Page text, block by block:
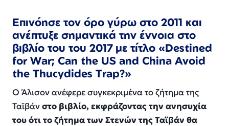
Επινόησε τον όρο γύρω στο 2011 και
ανέπτυξε σημαντικά την έννοια στο
βιβλίο του του 2017 με τίτλο «Destined
for War; Can the US and China Avoid
the Thucydides Trap?»
Ο Άλισον ανέφερε συγκεκριμένα το ζήτημα της
Ταϊβάνστο βιβλίο, εκφράζοντας την ανησυχία
του ότι το ζήτημα των Στενών της Ταϊβάν θα